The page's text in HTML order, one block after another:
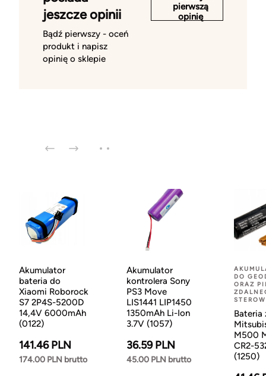
jeszcze opinii
Bądź pierwszy - oceń
produkt i napisz
opinię o sklepie
pierwszą
opinię
Akumulator
bateria do
Xiaomi Roborock
S7 2P4S-5200D
14,4V 6000mAh
(0122)
141.46 PLN
174.00 PLN brutto
Akumulator
kontrolera Sony
PS3 Move
LIS1441 LIP1450
1350mAh Li-Ion
3.7V (1057)
36.59 PLN
45.00 PLN brutto
DO
ORAZ
Bateria
M500
CR2-
(1250)